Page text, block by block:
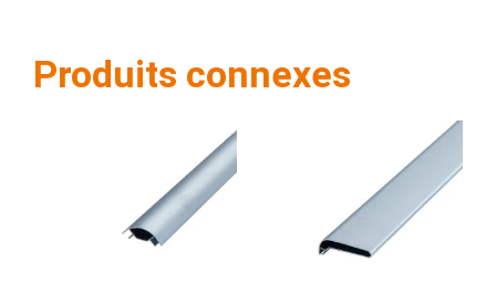
Produits connexes